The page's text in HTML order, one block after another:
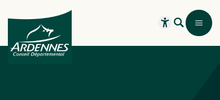
Recherche
Ouvrir leMenu